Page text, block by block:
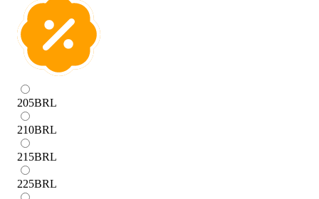
205BRL
210BRL
215BRL
225BRL